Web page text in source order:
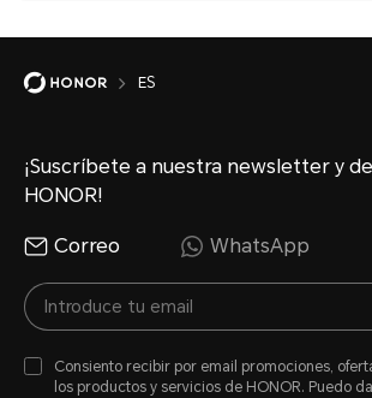
ES
¡Suscríbete a nuestra newsletter y
HONOR!
Correo WhatsApp
Consiento recibir por email promociones,
los productos y servicios de HONOR. Puedo